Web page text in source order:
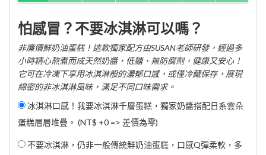
怕感冒？不要冰淇淋可以嗎？
非廉價鮮奶油蛋糕！這款獨家配方由SUSAN老師研發，經過多
小時精心熬煮而成天然奶醬，低糖、無防腐劑，健康又安心！
它可在冷凍下享用冰淇淋般的濃郁口感，或僅冷藏保存，展現
綿密的非冰淇淋風味，滿足不同口味需求。
冰淇淋口感！我要冰淇淋千層蛋糕，獨家奶醬搭配日系雲朵
蛋糕層層堆疊。 (NT$ +0 => 差價為零)
不要冰淇淋，仍非一般傳統鮮奶油蛋糕，口感Q彈柔軟，多